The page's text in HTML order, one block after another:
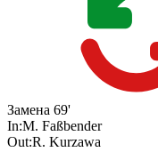
Замена 69'
In:M. Faßbender
Out:R. Kurzawa